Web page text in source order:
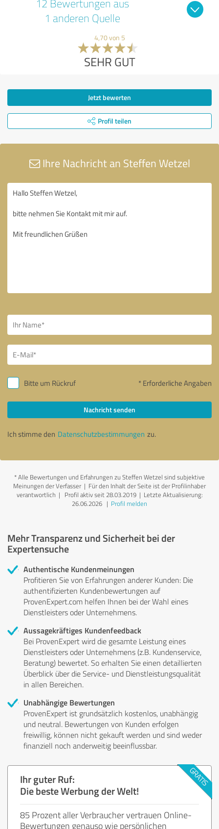
12 Bewertungen aus
1 anderen Quelle
4,70 von 5
SEHR GUT
Jetzt bewerten
Profil teilen
Ihre Nachricht an Steffen Wetzel
Bitte um Rückruf * Erforderliche Angaben
Nachricht senden
Ich stimme den Datenschutzbestimmungen zu.
*Alle Bewertungen und Erfahrungen zu Steffen Wetzel sind subjektive
Meinungen der Verfasser | Für den Inhalt der Seite ist der Profilinhaber
verantwortlich | Profil aktiv seit 28.03.2019 | Letzte Aktualisierung:
26.06.2026 | Profil melden
Mehr Transparenz und Sicherheit bei der
Expertensuche
Authentische Kundenmeinungen
Profitieren Sie von Erfahrungen anderer Kunden: Die
authentifizierten Kundenbewertungen auf
ProvenExpert.com helfen Ihnen bei der Wahl eines
Dienstleisters oder Unternehmens.
Aussagekräftiges Kundenfeedback
Bei ProvenExpert wird die gesamte Leistung eines
Dienstleisters oder Unternehmens (z.B. Kundenservice,
Beratung) bewertet. So erhalten Sie einen detaillierten
Überblick über die Service- und Dienstleistungsqualität
in allen Bereichen.
Unabhängige Bewertungen
ProvenExpert ist grundsätzlich kostenlos, unabhängig
und neutral. Bewertungen von Kunden erfolgen
freiwillig, können nicht gekauft werden und sind weder
finanziell noch anderweitig beeinflussbar.
Ihr guter Ruf:
Die beste Werbung der Welt!
85 Prozent aller Verbraucher vertrauen Online-
Bewertungen genauso wie persönlichen